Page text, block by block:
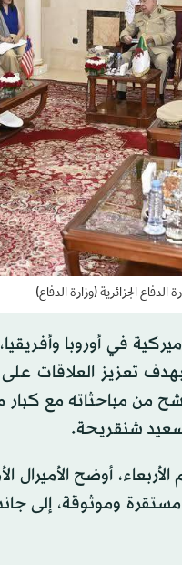
الجزائرية (وزارة الدفاع)
في أوروبا
تعزيز العلاقات
مباحثاته مع كبار
سعيد شنقريحة.
أوضح الأميرال
وموثوقة، إلى